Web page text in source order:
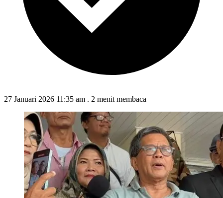
27 Januari 2026 11:35 am . 2 menit membaca